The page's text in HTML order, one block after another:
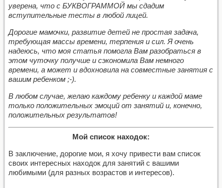
уверена, что с БУКВОГРАММОЙ мы сдадим
вступительные тесты в любой лицей.
Дорогие мамочки, развитие детей не простая задача,
требующая массы времени, терпения и сил. Я очень
надеюсь, что моя статья помогла Вам разобраться в
этом чуточку получше и сэкономила Вам немного
времени, а может и вдохновила на совместные занятия с
вашим ребенком ;-).
В любом случае, желаю каждому ребенку и каждой маме
только положительных эмоций от занятий и, конечно,
положительных результатов!
Мой список находок:
В заключение, дорогие мои, я хочу привести вам список
своих интересных находок для занятий с вашими
любимыми (для разных возрастов и интересов).